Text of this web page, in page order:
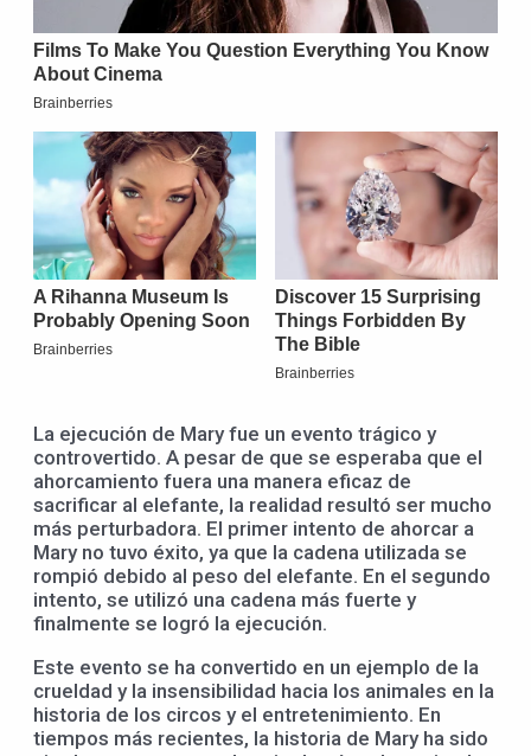
La ejecución de Mary fue un evento trágico y
controvertido. A pesar de que se esperaba que el
ahorcamiento fuera una manera eficaz de
sacrificar al elefante, la realidad resultó ser mucho
más perturbadora. El primer intento de ahorcar a
Mary no tuvo éxito, ya que la cadena utilizada se
rompió debido al peso del elefante. En el segundo
intento, se utilizó una cadena más fuerte y
finalmente se logró la ejecución.
Este evento se ha convertido en un ejemplo de la
crueldad y la insensibilidad hacia los animales en la
historia de los circos y el entretenimiento. En
tiempos más recientes, la historia de Mary ha sido